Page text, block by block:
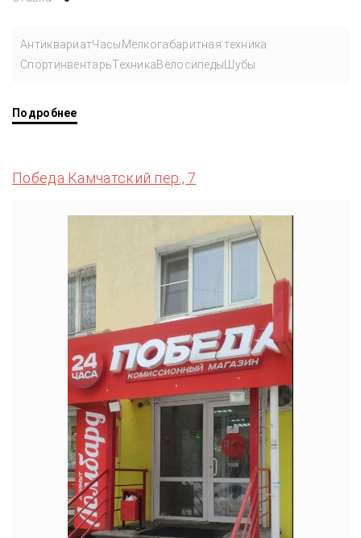
АнтиквариатЧасы Мелкогабаритная техника
СпортинвентарьТехникаВелосипедыШубы
Подробнее
Победа Камчатский пер., 7